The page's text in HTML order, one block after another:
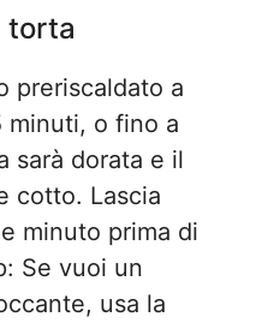
torta
preriscaldato a
minuti, o fino a
sarà dorata e il
cotto. Lascia
minuto prima di
Se vuoi un
usa la